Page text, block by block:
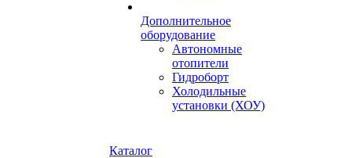
Дополнительное
оборудование
Автономные
отопители
Гидроборт
Холодильные
установки (ХОУ)
Каталог